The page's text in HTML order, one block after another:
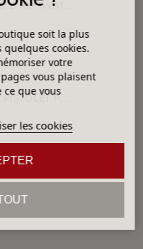
EMBOUT PISTOLET POUR RACCORD TUYAU - EMBHS25
soit la plus
cookies.
votre
vous plaisent
ce que vous
les cookies